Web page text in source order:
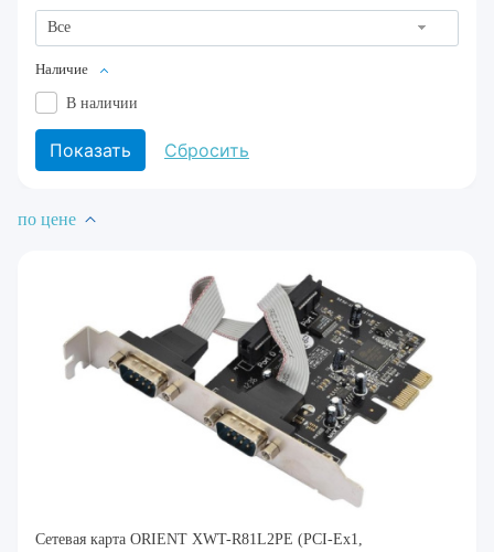
Все
Наличие
В наличии
по цене
Сетевая карта ORIENT XWT-R81L2PE (PCI-Ex1,